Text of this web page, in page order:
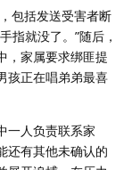
包括发送受害者断
指就没了。”随后，
，家属要求绑匪提
孩正在唱弟弟最喜
一人负责联系家
还有其他未确认的